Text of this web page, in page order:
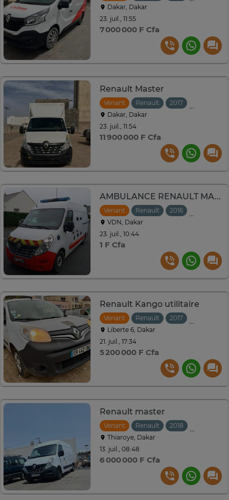
Dakar, Dakar
23. juil., 11:55
7 000 000 F Cfa
Renault Master
Venant Renault 2017
Dakar, Dakar
23. juil., 11:54
11 900 000 F Cfa
AMBULANCE RENAULT MASTER
Venant Renault 2016
VDN, Dakar
23. juil., 10:44
1 F Cfa
Renault Kango utilitaire
Venant Renault 2017
Liberte 6, Dakar
21. juil., 17:34
5 200 000 F Cfa
Renault master
Venant Renault 2018
Thiaroye, Dakar
13. juil., 08:48
6 000 000 F Cfa